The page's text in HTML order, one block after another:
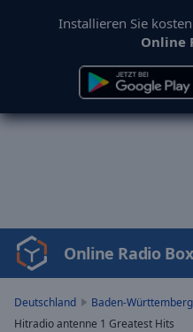
Installieren Sie
Online
Video
Player
loading.
Online Radio Box
Deutschland Baden-Württemberg
Hitradio antenne 1 Greatest Hits